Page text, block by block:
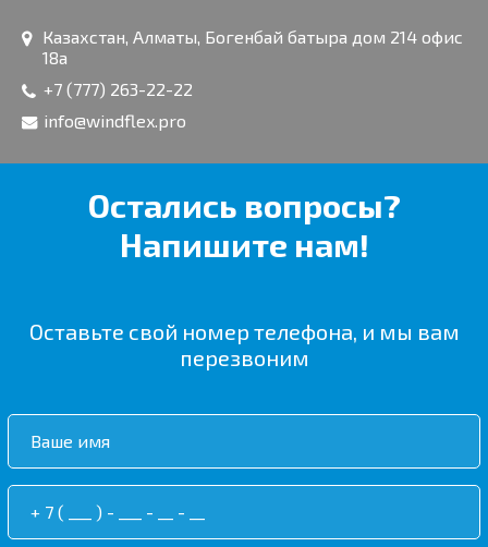
Казахстан, Алматы, Богенбай батыра дом 214 офис
18а
+7 (777) 263-22-22
info@windflex.pro
Остались вопросы?
Напишите нам!
Оставьте свой номер телефона, и мы вам
перезвоним